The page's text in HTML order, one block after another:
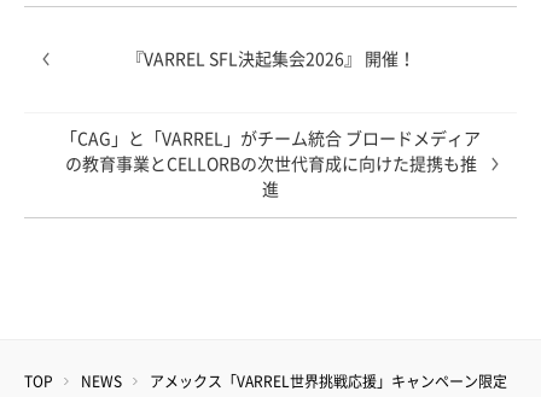
『VARREL SFL決起集会2026』 開催！
「CAG」と「VARREL」がチーム統合 ブロードメディア
の教育事業とCELLORBの次世代育成に向けた提携も推
進
TOP NEWS アメックス「VARREL世界挑戦応援」キャンペーン限定